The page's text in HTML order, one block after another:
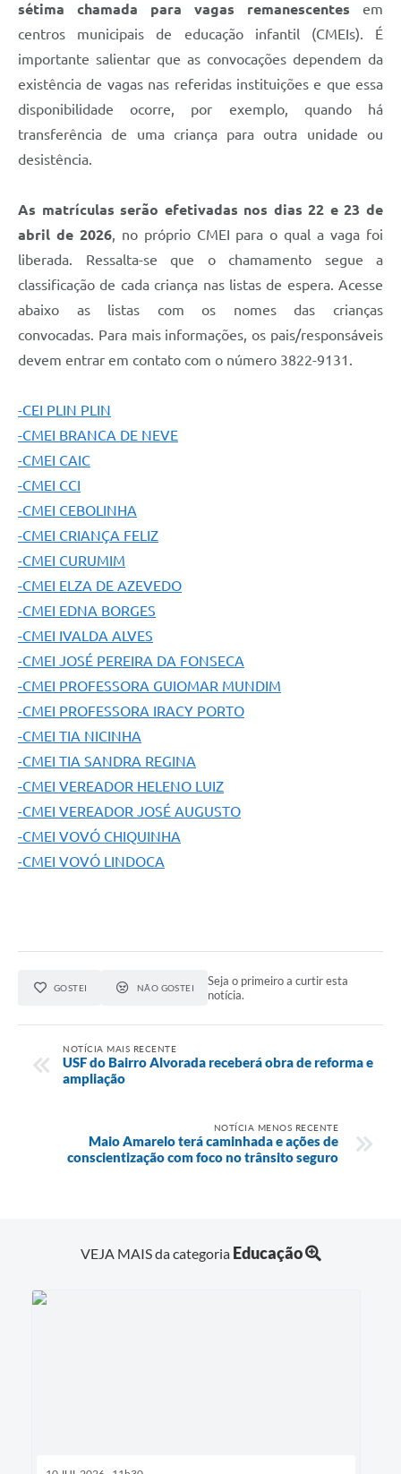
sétima chamada para vagas remanescentes em
centros municipais de educação infantil (CMEIs). É
importante salientar que as convocações dependem da
existência de vagas nas referidas instituições e que essa
disponibilidade ocorre, por exemplo, quando há
transferência de uma criança para outra unidade ou
desistência.
As matrículas serão efetivadas nos dias 22 e 23 de
abril de 2026, no próprio CMEI para o qual a vaga foi
liberada. Ressalta-se que o chamamento segue a
classificação de cada criança nas listas de espera. Acesse
abaixo as listas com os nomes das crianças
convocadas. Para mais informações, os pais/responsáveis
devem entrar em contato com o número 3822-9131.
-CEI PLIN PLIN
-CMEI BRANCA DE NEVE
-CMEI CAIC
-CMEI CCI
-CMEI CEBOLINHA
-CMEI CRIANÇA FELIZ
-CMEI CURUMIM
-CMEI ELZA DE AZEVEDO
-CMEI EDNA BORGES
-CMEI IVALDA ALVES
-CMEI JOSÉ PEREIRA DA FONSECA
-CMEI PROFESSORA GUIOMAR MUNDIM
-CMEI PROFESSORA IRACY PORTO
-CMEI TIA NICINHA
-CMEI TIA SANDRA REGINA
-CMEI VEREADOR HELENO LUIZ
-CMEI VEREADOR JOSÉ AUGUSTO
-CMEI VOVÓ CHIQUINHA
-CMEI VOVÓ LINDOCA
GOSTEI NÃO GOSTEI
Seja o primeiro a curtir esta
notícia.
NOTÍCIA MAIS RECENTE
USF do Bairro Alvorada receberá obra de reforma e
ampliação
NOTÍCIA MENOS RECENTE
Maio Amarelo terá caminhada e ações de
conscientização com foco no trânsito seguro
VEJA MAIS da categoria Educação